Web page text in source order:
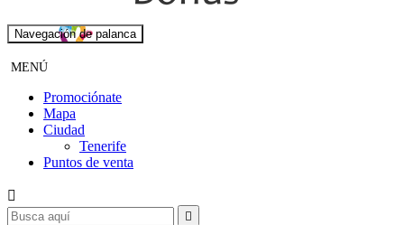
Navegación de palanca
MENÚ
Promociónate
Mapa
Ciudad
Tenerife
Puntos de venta

